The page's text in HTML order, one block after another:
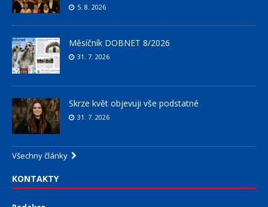
5. 8. 2026
Měsíčník DOBNET 8/2026
31. 7. 2026
Skrze květ objevuji vše podstatné
31. 7. 2026
Všechny články
KONTAKTY